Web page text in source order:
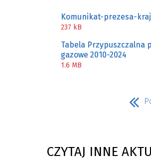
Komunikat-prezesa-
237 kB
Tabela Przypuszczalna
gazowe 2010-2024
1.6 MB
CZYTAJ INNE